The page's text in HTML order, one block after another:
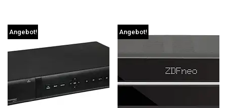
Angebot! Angebot!